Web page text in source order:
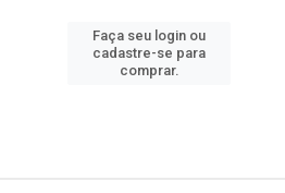
Faça seu login ou
cadastre-se para
comprar.